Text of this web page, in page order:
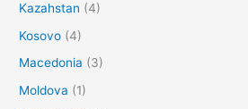
Kazahstan (4)
Kosovo (4)
Macedonia (3)
Moldova (1)